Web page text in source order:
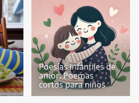
Poesías infantiles de
amor. Poemas
cortos para niños